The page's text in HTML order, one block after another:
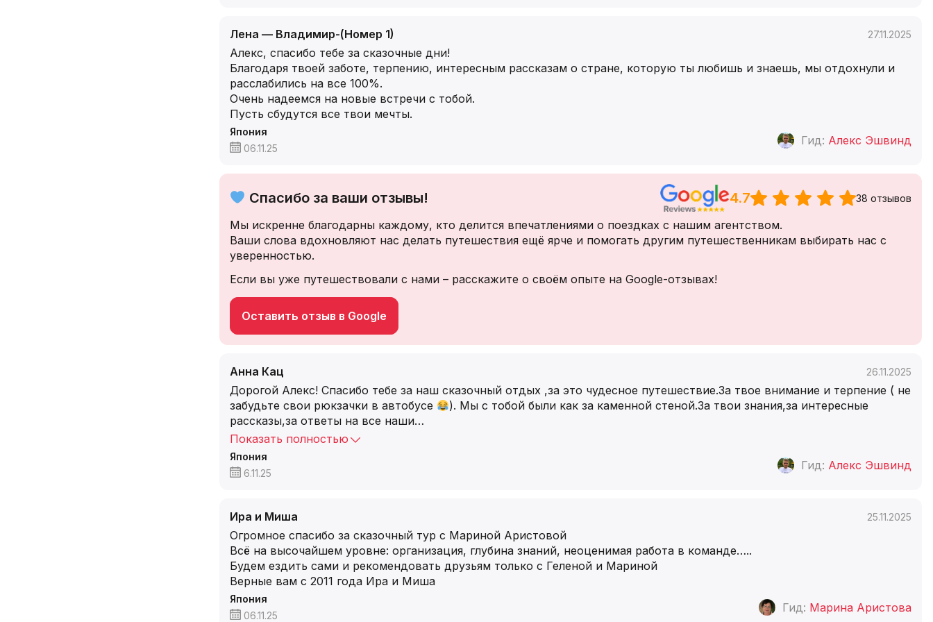
Лена — Владимир-(Номер 1) 27.11.2025
Алекс, спасибо тебе за сказочные дни!
Благодаря твоей заботе, терпению, интересным рассказам о стране, которую ты любишь и знаешь, мы отдохнули и
расслабились на все 100%.
Очень надеемся на новые встречи с тобой.
Пусть сбудутся все твои мечты.
Япония
06.11.25
Гид: Алекс Эшвинд
Спасибо за ваши отзывы! 4.7 38 отзывов
Мы искренне благодарны каждому, кто делится впечатлениями о поездках с нашим агентством.
Ваши слова вдохновляют нас делать путешествия ещё ярче и помогать другим путешественникам выбирать нас с
уверенностью.
Если вы уже путешествовали с нами – расскажите о своём опыте на Google-отзывах!
Оставить отзыв в Google
Анна Кац 26.11.2025
Дорогой Алекс! Спасибо тебе за наш сказочный отдых ,за это чудесное путешествие.За твое внимание и терпение ( не
забудьте свои рюкзачки в автобусе
). Мы с тобой были как за каменной стеной.За твои знания,за интересные
рассказы,за ответы на все наши…
Показать полностью
Япония
6.11.25
Гид: Алекс Эшвинд
Ира и Миша 25.11.2025
Огромное спасибо за сказочный тур с Мариной Аристовой
Всё на высочайшем уровне: организация, глубина знаний, неоценимая работа в команде…..
Будем ездить сами и рекомендовать друзьям только с Геленой и Мариной
Верные вам с 2011 года Ира и Миша
Япония
06.11.25
Гид: Марина Аристова